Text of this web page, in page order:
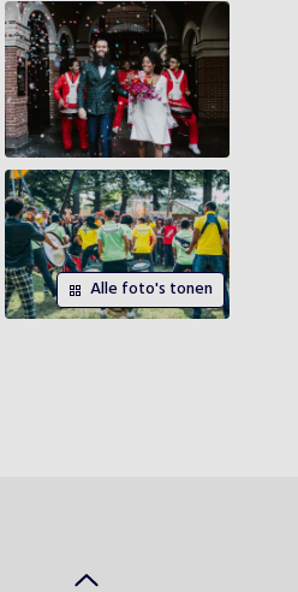
Alle foto's tonen